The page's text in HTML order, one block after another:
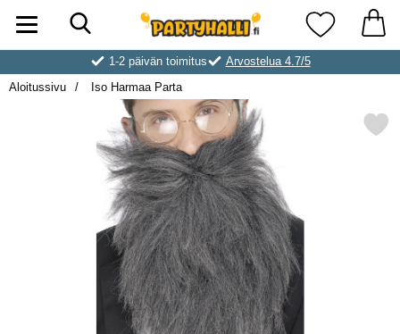
Ostoskori laajennettu Partyhallen AB
Suosikkini
1-2 päivän toimitus
Arvostelua 4.7/5
Aloitussivu
Iso Harmaa Parta
Merkitse iso Harmaa